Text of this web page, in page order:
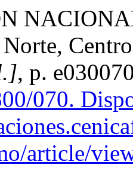
, p.
070.
article/